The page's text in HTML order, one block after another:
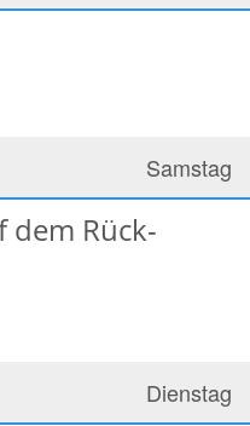
Samstag
dem Rück-
Dienstag